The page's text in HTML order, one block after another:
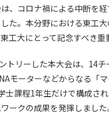
、コロナ禍による中断を
た。本分野における東工
工大にとって記念すべき重
トリーした本大会は、14
モーターなどからなる「
士課程1年生だけで構成さ
ークの成果を発揮しました